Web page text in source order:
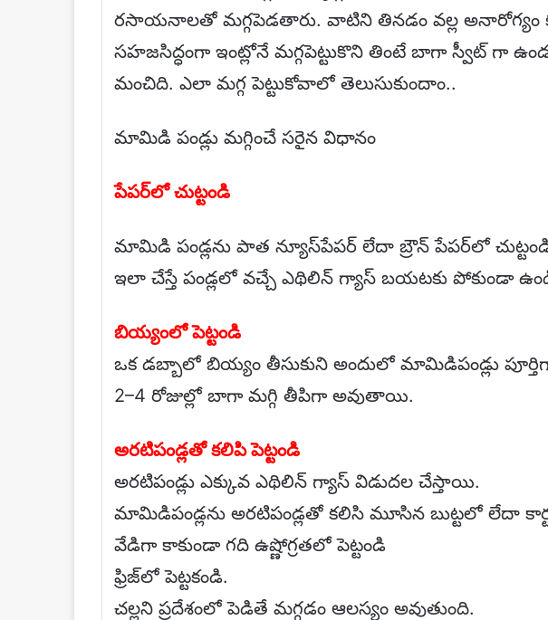
రసాయనాలతో మగ్గపెడతారు. వాటిని తినడం వల్ల
సహజసిద్ధంగా ఇంట్లోనే మగ్గపెట్టుకొని తింటే బాగా స్వీట్ గా
మంచిది. ఎలా మగ్గ పెట్టుకోవాలో తెలుసుకుందాం..
మామిడి పండ్లు మగ్గించే సరైన విధానం
పేపర్‌లో చుట్టండి
మామిడి పండ్లను పాత న్యూస్‌పేపర్ లేదా బ్రౌన్ పేపర్‌లో
ఇలా చేస్తే పండ్లలో వచ్చే ఎథిలిన్ గ్యాస్ బయటకు పోకుండా
బియ్యంలో పెట్టండి
ఒక డబ్బాలో బియ్యం తీసుకుని అందులో మామిడిపండ్లు
2–4 రోజుల్లో బాగా మగ్గి తీపిగా అవుతాయి.
అరటిపండ్లతో కలిపి పెట్టండి
అరటిపండ్లు ఎక్కువ ఎథిలిన్ గ్యాస్ విడుదల చేస్తాయి.
మామిడిపండ్లను అరటిపండ్లతో కలిసి మూసిన బుట్టలో లేదా
వేడిగా కాకుండా గది ఉష్ణోగ్రతలో పెట్టండి
ఫ్రిజ్‌లో పెట్టకండి.
చల్లని ప్రదేశంలో పెడితే మగ్గడం ఆలస్యం అవుతుంది.